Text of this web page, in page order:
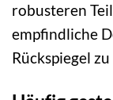
robusteren
empfindliche
Rückspiegel